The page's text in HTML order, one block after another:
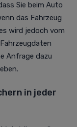
Sie beim Auto
das Fahrzeug
wird jedoch vom
Anfrage dazu
in jeder